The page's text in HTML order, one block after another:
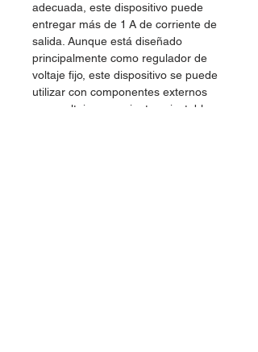
adecuada, este dispositivo puede
entregar más de 1 A de corriente de
salida. Aunque está diseñado
principalmente como regulador de
voltaje fijo, este dispositivo se puede
utilizar con componentes externos
para voltajes y corrientes ajustables.